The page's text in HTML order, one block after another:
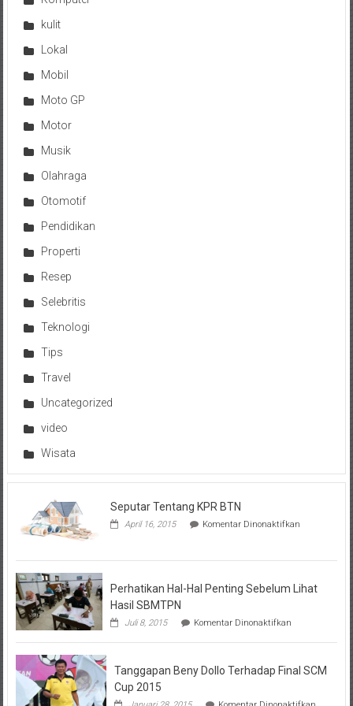
kulit
Lokal
Mobil
Moto GP
Motor
Musik
Olahraga
Otomotif
Pendidikan
Properti
Resep
Selebritis
Teknologi
Tips
Travel
Uncategorized
video
Wisata
Seputar Tentang KPR BTN
April 16, 2015 Komentar Dinonaktifkanpada
KPR
Perhatikan Hal-Hal Penting Sebelum Lihat
Hasil SBMTPN
Juli 8, 2015 Komentar Dinonaktifkanpada
Hal-
Penting
Tanggapan Beny Dollo Terhadap Final SCM
Cup 2015
pada